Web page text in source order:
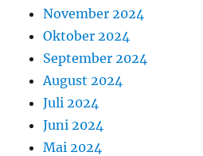
November 2024
Oktober 2024
September 2024
August 2024
Juli 2024
Juni 2024
Mai 2024